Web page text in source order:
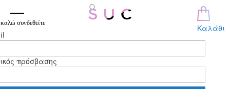
Καλάθι
συνδεθείτε
πρόσβασης